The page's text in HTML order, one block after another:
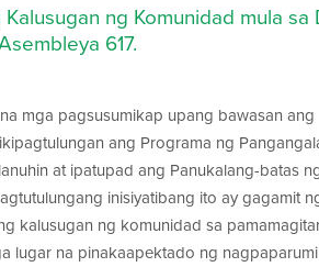
ng Komunidad mula sa
617.
mga pagsusumikap upang bawasan ang
ang Programa ng
at ipatupad ang Panukalang-batas
inisiyatibang ito ay gagamit
kalusugan ng komunidad sa
lugar na pinakaapektado ng